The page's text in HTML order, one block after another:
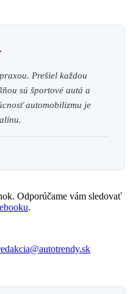
Prešiel každou
sú športové autá a
automobilizmu je
Odporúčame vám sledovať
.